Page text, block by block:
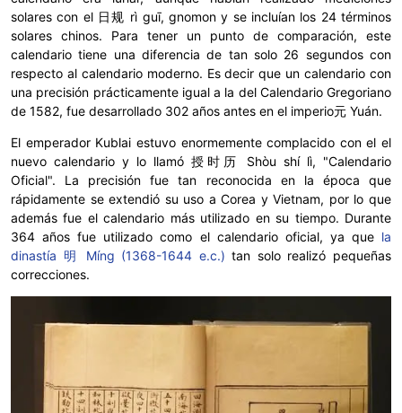
solares con el 日规 rì guī, gnomon y se incluían los 24 términos
solares chinos. Para tener un punto de comparación, este
calendario tiene una diferencia de tan solo 26 segundos con
respecto al calendario moderno. Es decir que un calendario con
una precisión prácticamente igual a la del Calendario Gregoriano
de 1582, fue desarrollado 302 años antes en el imperio元 Yuán.
El emperador Kublai estuvo enormemente complacido con el el
nuevo calendario y lo llamó 授时历 Shòu shí lì, "Calendario
Oficial". La precisión fue tan reconocida en la época que
rápidamente se extendió su uso a Corea y Vietnam, por lo que
además fue el calendario más utilizado en su tiempo. Durante
364 años fue utilizado como el calendario oficial, ya que la
dinastía 明 Míng (1368-1644 e.c.) tan solo realizó pequeñas
correcciones.